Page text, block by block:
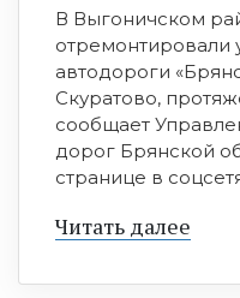
В Выгоничском
отремонтировали
автодороги
Скуратово,
сообщает
дорог Брянской
странице в
Читать далее